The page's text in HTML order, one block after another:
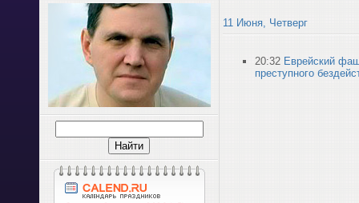
11 Июня, Четверг
20:32 Еврейский
преступного